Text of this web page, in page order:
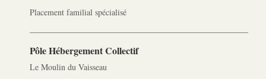
Placement familial spécialisé
Pôle Hébergement Collectif
Le Moulin du Vaisseau